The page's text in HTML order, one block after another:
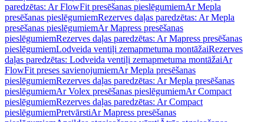
paredzētas: Ar FlowFit presēšanas pieslēgumiemAr Mepla
presēšanas pieslēgumiemRezerves daļas paredzētas: Ar Mepla
presēšanas pieslēgumiemAr Mapress presēšanas
pieslēgumiemRezerves daļas paredzētas: Ar Mapress presēšanas
pieslēgumiemLodveida ventiļi zemapmetuma montāžaiRezerves
daļas paredzētas: Lodveida ventiļi zemapmetuma montāžaiAr
FlowFit preses savienojumiemAr Mepla presēšanas
pieslēgumiemRezerves daļas paredzētas: Ar Mepla presēšanas
pieslēgumiemAr Volex presēšanas pieslēgumiemAr Compact
pieslēgumiemRezerves daļas paredzētas: Ar Compact
pieslēgumiemPretvārstiAr Mapress presēšanas